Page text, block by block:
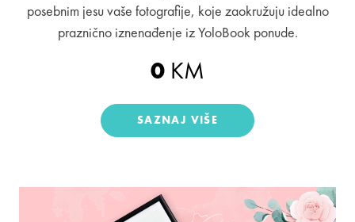
posebnim jesu vaše fotografije, koje zaokružuju idealno
praznično iznenađenje iz YoloBook ponude.
0 KM
SAZNAJ VIŠE